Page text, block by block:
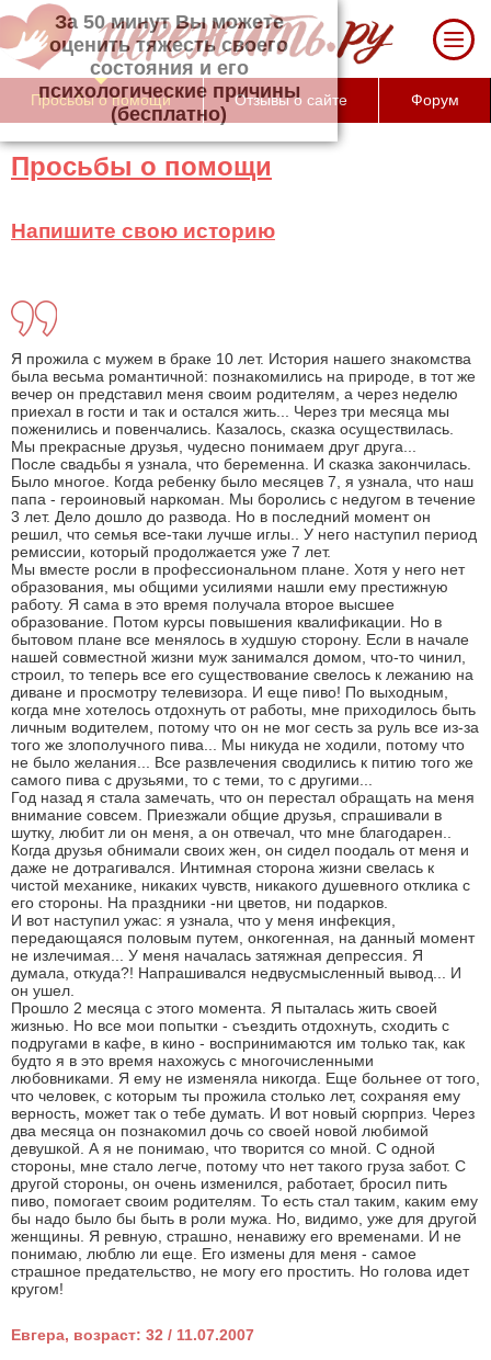
За 50 минут Вы можете оценить тяжесть
своего состояния и его психологические
причины (бесплатно)
Просьбы о помощи Отзывы о сайте Форум
Просьбы о помощи
Напишите свою историю
Я прожила с мужем в браке 10 лет. История нашего знакомства
была весьма романтичной: познакомились на природе, в тот же
вечер он представил меня своим родителям, а через неделю
приехал в гости и так и остался жить... Через три месяца мы
поженились и повенчались. Казалось, сказка осуществилась.
Мы прекрасные друзья, чудесно понимаем друг друга...
После свадьбы я узнала, что беременна. И сказка закончилась.
Было многое. Когда ребенку было месяцев 7, я узнала, что наш
папа - героиновый наркоман. Мы боролись с недугом в течение
3 лет. Дело дошло до развода. Но в последний момент он
решил, что семья все-таки лучше иглы.. У него наступил период
ремиссии, который продолжается уже 7 лет.
Мы вместе росли в профессиональном плане. Хотя у него нет
образования, мы общими усилиями нашли ему престижную
работу. Я сама в это время получала второе высшее
образование. Потом курсы повышения квалификации. Но в
бытовом плане все менялось в худшую сторону. Если в начале
нашей совместной жизни муж занимался домом, что-то чинил,
строил, то теперь все его существование свелось к лежанию на
диване и просмотру телевизора. И еще пиво! По выходным,
когда мне хотелось отдохнуть от работы, мне приходилось быть
личным водителем, потому что он не мог сесть за руль все из-за
того же злополучного пива... Мы никуда не ходили, потому что
не было желания... Все развлечения сводились к питию того же
самого пива с друзьями, то с теми, то с другими...
Год назад я стала замечать, что он перестал обращать на меня
внимание совсем. Приезжали общие друзья, спрашивали в
шутку, любит ли он меня, а он отвечал, что мне благодарен..
Когда друзья обнимали своих жен, он сидел поодаль от меня и
даже не дотрагивался. Интимная сторона жизни свелась к
чистой механике, никаких чувств, никакого душевного отклика с
его стороны. На праздники -ни цветов, ни подарков.
И вот наступил ужас: я узнала, что у меня инфекция,
передающаяся половым путем, онкогенная, на данный момент
не излечимая... У меня началась затяжная депрессия. Я
думала, откуда?! Напрашивался недвусмысленный вывод... И
он ушел.
Прошло 2 месяца с этого момента. Я пыталась жить своей
жизнью. Но все мои попытки - съездить отдохнуть, сходить с
подругами в кафе, в кино - воспринимаются им только так, как
будто я в это время нахожусь с многочисленными
любовниками. Я ему не изменяла никогда. Еще больнее от того,
что человек, с которым ты прожила столько лет, сохраняя ему
верность, может так о тебе думать. И вот новый сюрприз. Через
два месяца он познакомил дочь со своей новой любимой
девушкой. А я не понимаю, что творится со мной. С одной
стороны, мне стало легче, потому что нет такого груза забот. С
другой стороны, он очень изменился, работает, бросил пить
пиво, помогает своим родителям. То есть стал таким, каким ему
бы надо было бы быть в роли мужа. Но, видимо, уже для другой
женщины. Я ревную, страшно, ненавижу его временами. И не
понимаю, люблю ли еще. Его измены для меня - самое
страшное предательство, не могу его простить. Но голова идет
кругом!
Евгера, возраст: 32 / 11.07.2007